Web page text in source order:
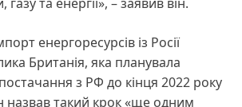
енергоресурсів із Росії
Британія, яка планувала
з РФ до кінця 2022 року
такий крок «ще одним